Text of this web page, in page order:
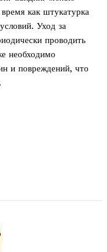
как штукатурка
Уход за
проводить
необходимо
и повреждений, что